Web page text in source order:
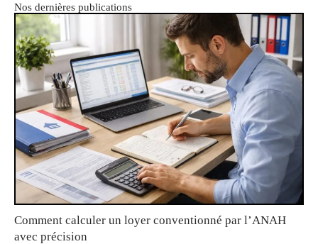
Nos dernières publications
Comment calculer un loyer conventionné par l’ANAH
avec précision